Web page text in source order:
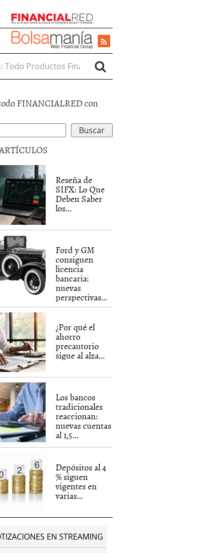
FINANCIALRED con
Reseña de
SIFX: Lo Que
Deben Saber
los...
Ford y GM
consiguen
licencia
bancaria:
nuevas
perspectivas...
¿Por qué el
ahorro
precautorio
sigue al alza...
Los bancos
tradicionales
reaccionan:
nuevas cuentas
al 1,5...
Depósitos al 4
% siguen
vigentes en
varias...
EN STREAMING